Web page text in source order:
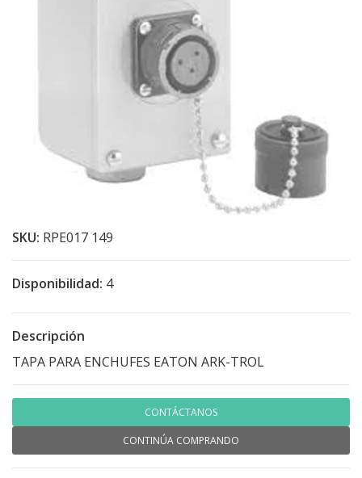
SKU: RPE017 149
Disponibilidad: 4
Descripción
TAPA PARA ENCHUFES EATON ARK-TROL
CONTÁCTANOS
CONTINÚA COMPRANDO